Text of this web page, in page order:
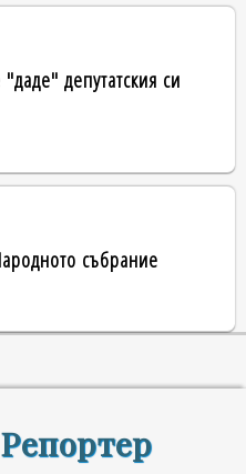
депутатския си
събрание